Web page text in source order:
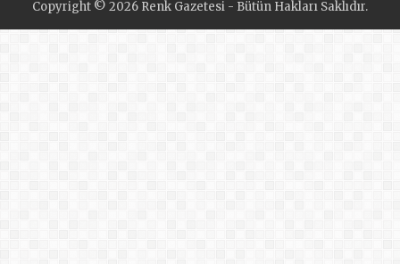
Copyright © 2026 Renk Gazetesi - Bütün Hakları Saklıdır.